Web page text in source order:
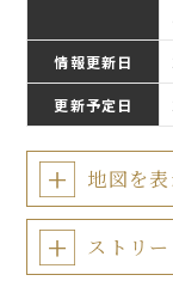
情報更新日
更新予定日
地図を
ストリ